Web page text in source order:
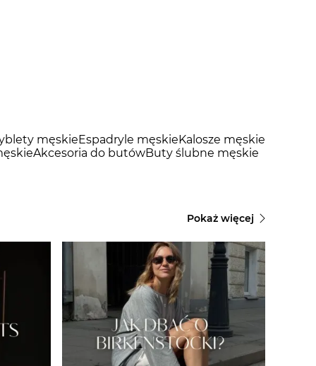
męskieEspadryle męskieKalosze męskie
Akcesoria do butówButy ślubne męskie
Pokaż więcej